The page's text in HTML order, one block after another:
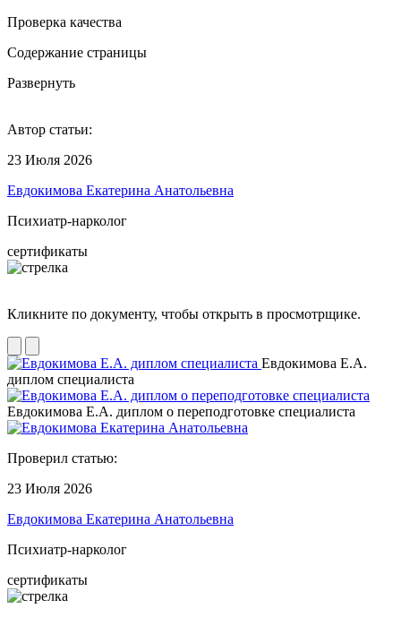
Проверка качества
Содержание страницы
Развернуть
Автор статьи:
23 Июля 2026
Евдокимова Екатерина Анатольевна
Психиатр-нарколог
сертификаты
Кликните по документу, чтобы открыть в просмотрщике.
Евдокимова Е.А.
диплом специалиста
Евдокимова Е.А. диплом о переподготовке специалиста
Проверил статью:
23 Июля 2026
Евдокимова Екатерина Анатольевна
Психиатр-нарколог
сертификаты